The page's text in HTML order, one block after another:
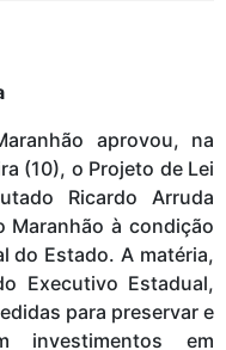
aprovou, na
(10), o Projeto de Lei
Ricardo Arruda
Maranhão à condição
do Estado. A matéria,
Executivo Estadual,
para preservar e
investimentos em